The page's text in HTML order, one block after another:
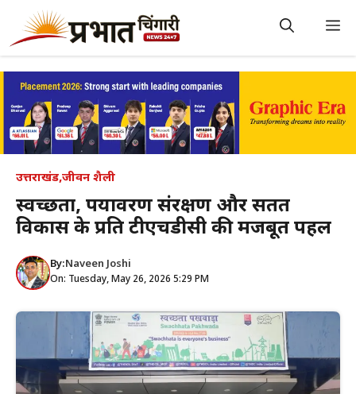
content
उत्तराखंड,जीवन शैली
स्वच्छता, पर्यावरण संरक्षण और सतत
विकास के प्रति टीएचडीसी की मजबूत पहल
By:Naveen Joshi
On: Tuesday, May 26, 2026 5:29 PM